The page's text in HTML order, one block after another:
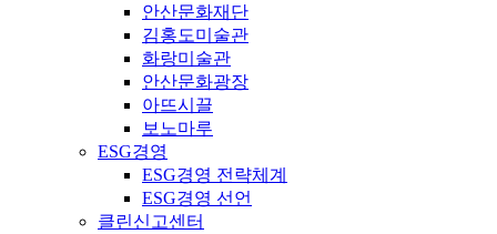
안산문화재단
김홍도미술관
화랑미술관
안산문화광장
아뜨시끌
보노마루
ESG경영
ESG경영 전략체계
ESG경영 선언
클린신고센터